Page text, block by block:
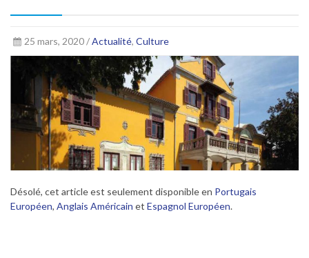
25 mars, 2020 /Actualité, Culture
Désolé, cet article est seulement disponible en Portugais
Européen, Anglais Américain et Espagnol Européen.